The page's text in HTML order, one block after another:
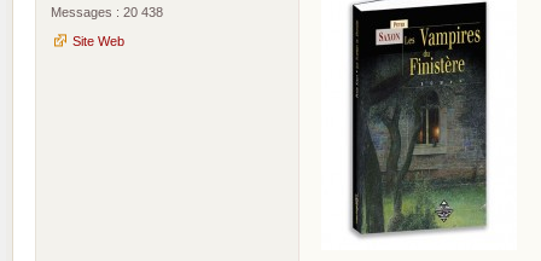
Messages : 20 438
Site Web